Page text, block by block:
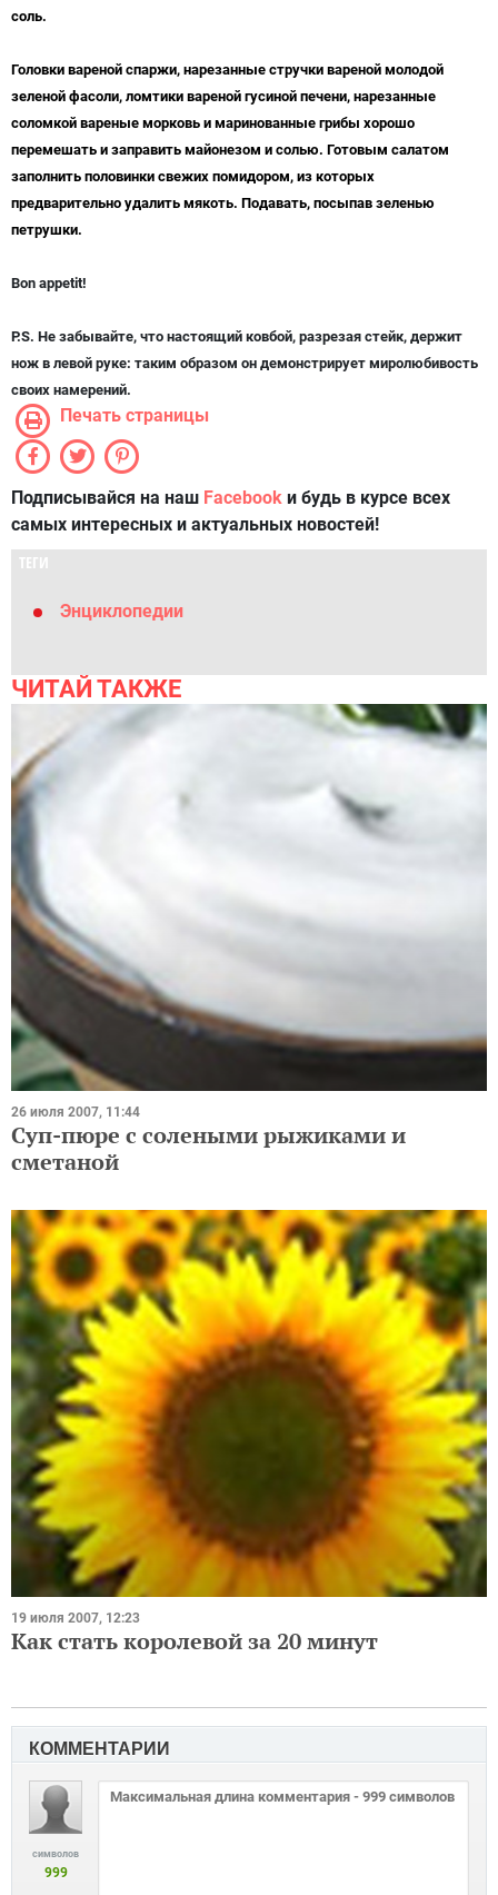
соль.
Головки вареной спаржи, нарезанные стручки вареной молодой
зеленой фасоли, ломтики вареной гусиной печени, нарезанные
соломкой вареные морковь и маринованные грибы хорошо
перемешать и заправить майонезом и солью. Готовым салатом
заполнить половинки свежих помидором, из которых
предварительно удалить мякоть. Подавать, посыпав зеленью
петрушки.
Bon appetit!
P.S. Не забывайте, что настоящий ковбой, разрезая стейк, держит
нож в левой руке: таким образом он демонстрирует миролюбивость
своих намерений.
Печать страницы
Подписывайся на наш Facebook и будь в курсе всех
самых интересных и актуальных новостей!
ТЕГИ
Энциклопедии
ЧИТАЙ ТАКЖЕ
26 июля 2007, 11:44
Суп-пюре с солеными рыжиками и
сметаной
19 июля 2007, 12:23
Как стать королевой за 20 минут
КОММЕНТАРИИ
символов
999